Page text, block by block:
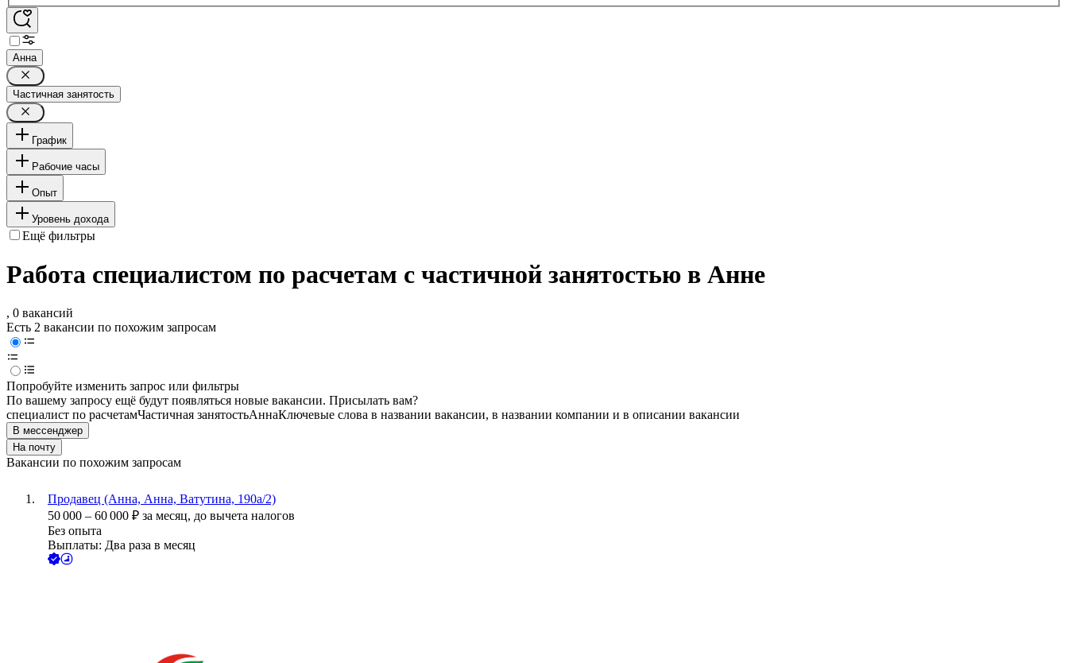
Анна
Частичная занятость
График
Рабочие часы
Опыт
Уровень дохода
Ещё фильтры
Работа специалистом по расчетам с частичной занятостью в Анне
, 0 вакансий
Есть 2 вакансии по похожим запросам
Попробуйте изменить запрос или фильтры
По вашему запросу ещё будут появляться новые вакансии. Присылать вам?
специалист по расчетамЧастичная занятостьАннаКлючевые слова в названии вакансии, в названии компании и в описании вакансии
В мессенджер
На почту
Вакансии по похожим запросам
Продавец (Анна, Анна, Ватутина, 190а/2)
50 000 – 60 000 ₽ за месяц, до вычета налогов
Без опыта
Выплаты: Два раза в месяц